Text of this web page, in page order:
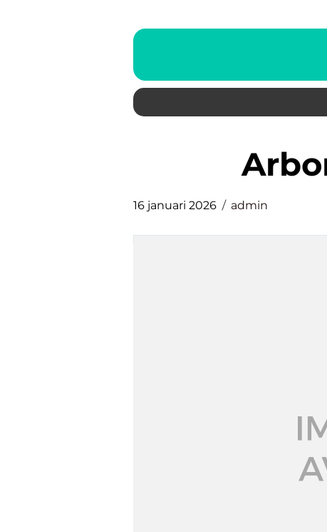
16 januari 2026 admin